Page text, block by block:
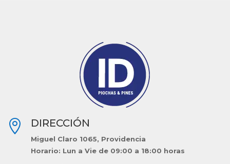
 DIRECCIÓN
Miguel Claro 1065, Providencia
Horario: Lun a Vie de 09:00 a 18:00 horas